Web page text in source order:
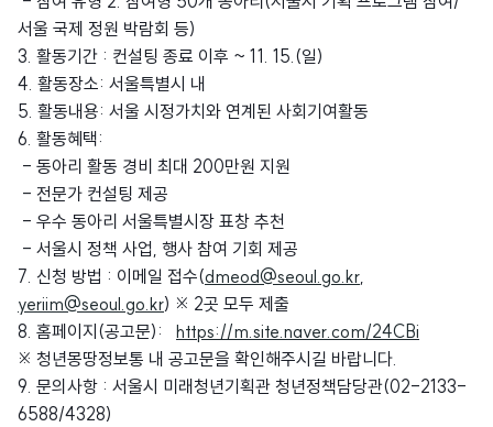
서울 국제 정원 박람회 등)
3. 활동기간 : 컨설팅 종료 이후 ~ 11. 15.(일)
4. 활동장소: 서울특별시 내
5. 활동내용: 서울 시정가치와 연계된 사회기여활동
6. 활동혜택:
- 동아리 활동 경비 최대 200만원 지원
- 전문가 컨설팅 제공
- 우수 동아리 서울특별시장 표창 추천
- 서울시 정책 사업, 행사 참여 기회 제공
7. 신청 방법 : 이메일 접수(dmeod@seoul.go.kr,
yeriim@seoul.go.kr) ※ 2곳 모두 제출
8. 홈페이지(공고문): https://m.site.naver.com/24CBi
※ 청년몽땅정보통 내 공고문을 확인해주시길 바랍니다.
9. 문의사항 : 서울시 미래청년기획관 청년정책담당관(02-2133-
6588/4328)